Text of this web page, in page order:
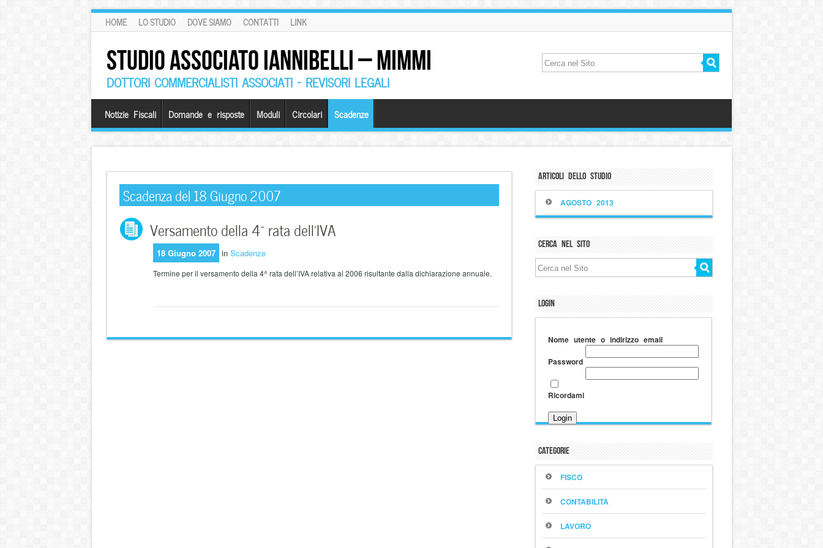
HOME LO STUDIO DOVE SIAMO CONTATTI LINK
STUDIO ASSOCIATO IANNIBELLI – MIMMI
DOTTORI COMMERCIALISTI ASSOCIATI – REVISORI LEGALI
Notizie Fiscali Domande e risposte Moduli Circolari Scadenze
Scadenza del 18 Giugno 2007
Versamento della 4^ rata dell’IVA
18 Giugno 2007 in Scadenze
Termine per il versamento della 4^ rata dell’IVA relativa al 2006 risultante dalla dichiarazione annuale.
Articoli dello Studio
AGOSTO 2013
Cerca nel sito
Login
Nome utente o indirizzo email
Password
Ricordami
Categorie
FISCO
CONTABILITÀ
LAVORO